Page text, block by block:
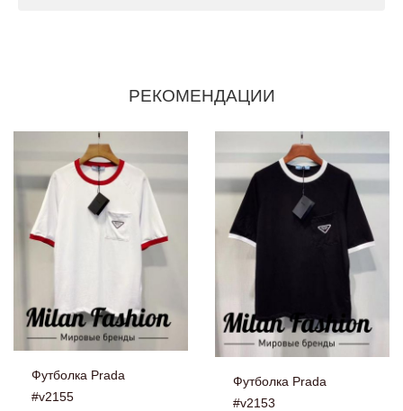
РЕКОМЕНДАЦИИ
Футболка Prada
#v2155
Футболка Prada
#v2153